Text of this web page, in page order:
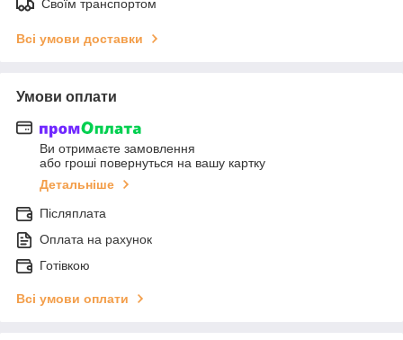
Своїм транспортом
Всі умови доставки
Умови оплати
Ви отримаєте замовлення
або гроші повернуться на вашу картку
Детальніше
Післяплата
Оплата на рахунок
Готівкою
Всі умови оплати